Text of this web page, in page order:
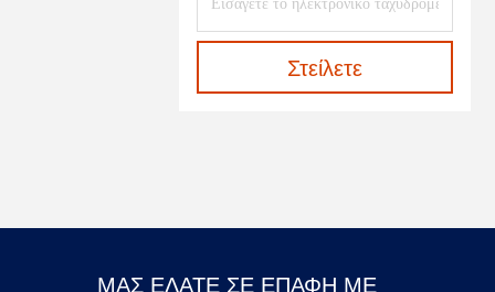
Στείλετε
ΜΑΣ ΕΛΆΤΕ ΣΕ ΕΠΑΦΉ ΜΕ